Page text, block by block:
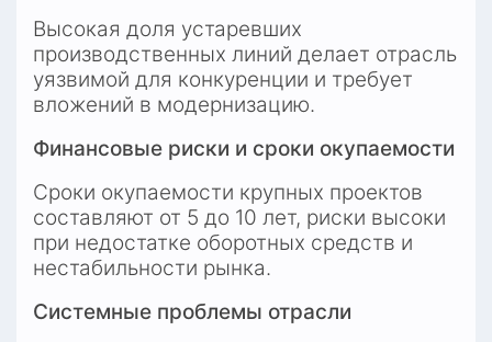
Высокая доля устаревших
производственных линий делает отрасль
уязвимой для конкуренции и требует
вложений в модернизацию.
Финансовые риски и сроки окупаемости
Сроки окупаемости крупных проектов
составляют от 5 до 10 лет, риски высоки
при недостатке оборотных средств и
нестабильности рынка.
Системные проблемы отрасли